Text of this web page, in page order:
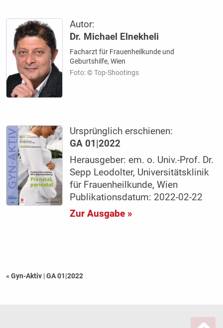
Autor:
Dr. Michael Elnekheli
Facharzt für Frauenheilkunde und
Geburtshilfe, Wien
Foto: © Top-Shootings
Ursprünglich erschienen:
GA 01|2022
Herausgeber: em. o. Univ.-Prof. Dr.
Sepp Leodolter, Universitätsklinik
für Frauenheilkunde, Wien
Publikationsdatum: 2022-02-22
Zur Ausgabe »
« Gyn-Aktiv |GA 01|2022